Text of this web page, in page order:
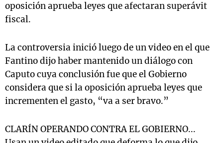
oposición aprueba leyes que afectaran superávit
fiscal.
La controversia inició luego de un video en el que
Fantino dijo haber mantenido un diálogo con
Caputo cuya conclusión fue que el Gobierno
considera que si la oposición aprueba leyes que
incrementen el gasto, “va a ser bravo.”
CLARÍN OPERANDO CONTRA EL GOBIERNO...